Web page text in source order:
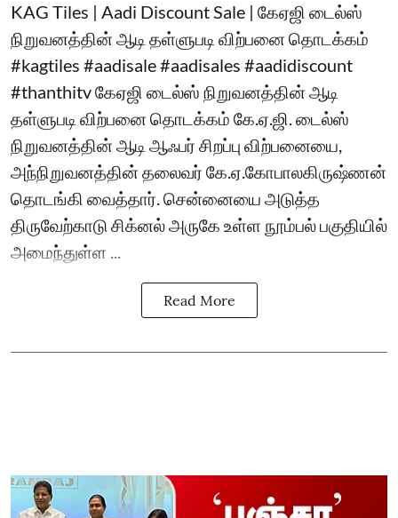
KAG Tiles | Aadi Discount Sale | கேஏஜி டைல்ஸ்
நிறுவனத்தின் ஆடி தள்ளுபடி விற்பனை தொடக்கம்
#kagtiles #aadisale #aadisales #aadidiscount
#thanthitv கேஏஜி டைல்ஸ் நிறுவனத்தின் ஆடி
தள்ளுபடி விற்பனை தொடக்கம் கே.ஏ.ஜி. டைல்ஸ்
நிறுவனத்தின் ஆடி ஆஃபர் சிறப்பு விற்பனையை,
அந்நிறுவனத்தின் தலைவர் கே.ஏ.கோபாலகிருஷ்ணன்
தொடங்கி வைத்தார். சென்னையை அடுத்த
திருவேற்காடு சிக்னல் அருகே உள்ள நூம்பல் பகுதியில்
அமைந்துள்ள ...
Read More